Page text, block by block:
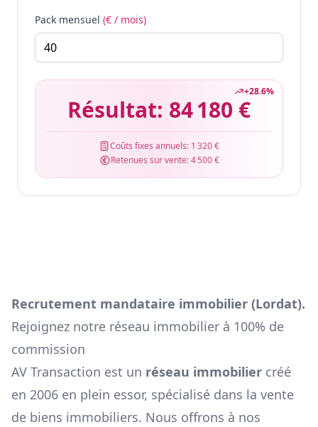
Pack mensuel (€ / mois)
+28.6%
Résultat: 84 180 €
Coûts fixes annuels: 1 320 €
Retenues sur vente:4 500 €
Recrutement mandataire immobilier (Lordat).
Rejoignez notre réseau immobilier à 100% de
commission
AV Transaction est un réseau immobilier créé
en 2006 en plein essor, spécialisé dans la vente
de biens immobiliers. Nous offrons à nos